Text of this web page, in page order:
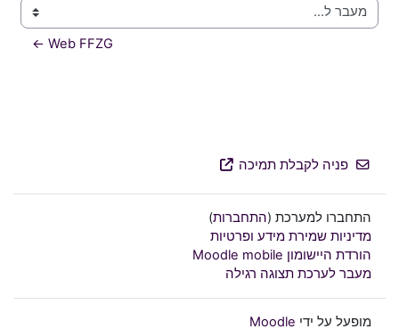
מעבר ל...
Web FFZG ←
פניה לקבלת תמיכה
התחברו למערכת (התחברות)
מדיניות שמירת מידע ופרטיות
הורדת היישומון Moodle mobile
מעבר לערכת תצוגה רגילה
מופעל על ידי Moodle